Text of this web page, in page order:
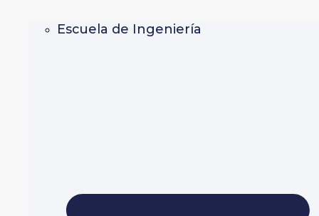
Escuela de Ingeniería